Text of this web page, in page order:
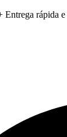
rápida